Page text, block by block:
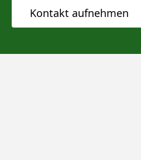
Kontakt aufnehmen